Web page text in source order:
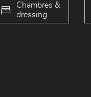
Chambres &
dressing